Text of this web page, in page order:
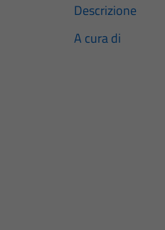
Descrizione
A cura di